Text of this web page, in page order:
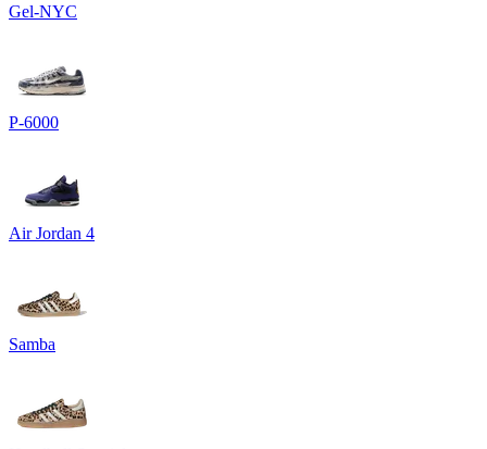
Gel-NYC
P-6000
Air Jordan 4
Samba